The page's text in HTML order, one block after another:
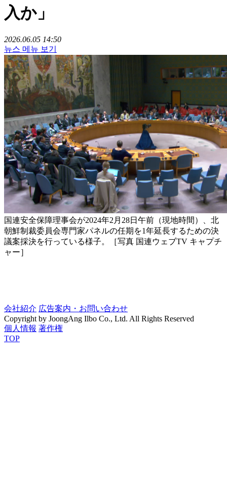
入か」
2026.06.05 14:50
뉴스 메뉴 보기
国連安全保障理事会が2024年2月28日午前（現地時間）、北
朝鮮制裁委員会専門家パネルの任期を1年延長するための決
議案採決を行っている様子。［写真 国連ウェブTV キャプチ
ャー］
会社紹介 広告案内・お問い合わせ
Copyright by JoongAng Ilbo Co., Ltd. All Rights Reserved
個人情報 著作権
TOP